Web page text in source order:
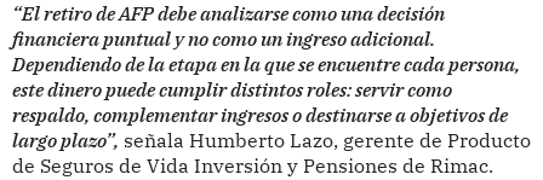
“El retiro de AFP debe analizarse como una decisión
financiera puntual y no como un ingreso adicional.
Dependiendo de la etapa en la que se encuentre cada persona,
este dinero puede cumplir distintos roles: servir como
respaldo, complementar ingresos o destinarse a objetivos de
largo plazo”, señala Humberto Lazo, gerente de Producto
de Seguros de Vida Inversión y Pensiones de Rimac.